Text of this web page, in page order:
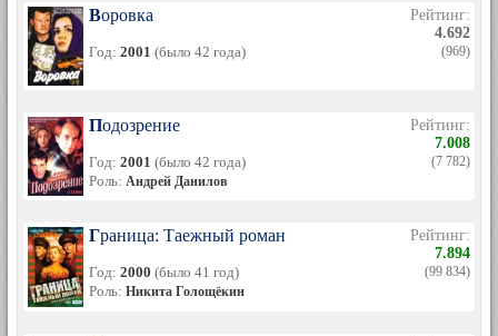
Воровка
Год: 2001 (было 42 года)
Рейтинг:
4.692
(969)
Подозрение
Год: 2001 (было 42 года)
Роль: Андрей Данилов
Рейтинг:
7.008
(7 782)
Граница: Таежный роман
Год: 2000 (было 41 год)
Роль: Никита Голощёкин
Рейтинг:
7.894
(99 834)